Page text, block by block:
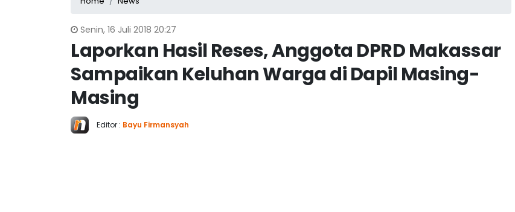
Senin, 16 Juli 2018 20:27
Laporkan Hasil Reses, Anggota DPRD Makassar
Sampaikan Keluhan Warga di Dapil Masing-
Masing
Editor : Bayu Firmansyah